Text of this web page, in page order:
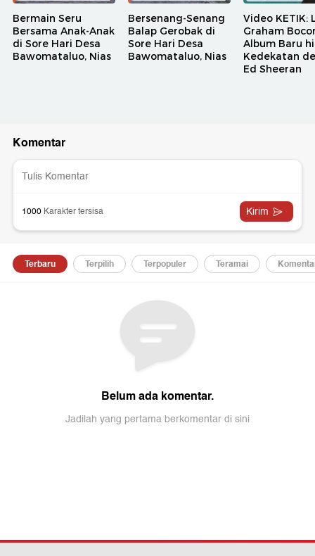
Bermain Seru
Bersama Anak-Anak
di Sore Hari Desa
Bawomataluo, Nias
Bersenang-Senang
Balap Gerobak di
Sore Hari Desa
Bawomataluo, Nias
Video KETIK:
Graham
Album Baru
Kedekatan
Ed Sheeran